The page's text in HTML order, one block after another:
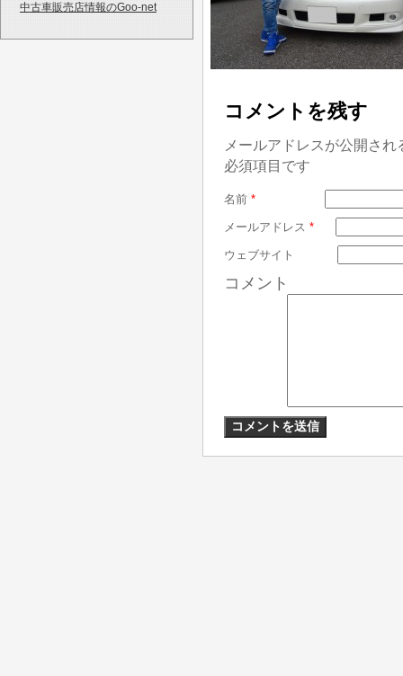
中古車販売店情報のGoo-net
コメントを残す
メールアドレスが公開さ
必須項目です
名前 *
メールアドレス *
ウェブサイト
コメント